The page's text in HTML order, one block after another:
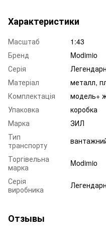
Характеристики
Масштаб
1:43
Бренд
Modimio
Серія
Матеріал
металл,
Комплектація
модель+
Упаковка
коробка
Марка
ЗИЛ
Тип
транспорту
Торгівельна
марка
Modimio
Серія
виробника
Отзывы